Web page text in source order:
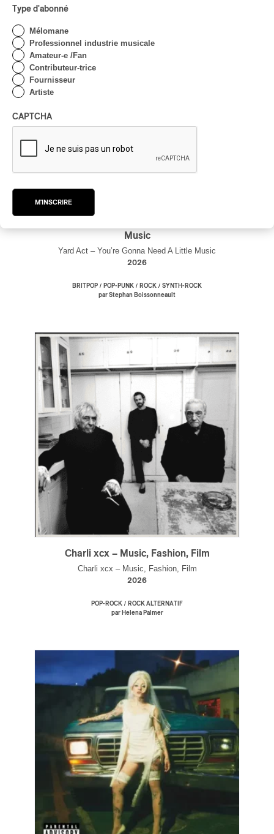
Music
Yard Act – You’re Gonna Need A Little Music
2026
BRITPOP / POP-PUNK / ROCK / SYNTH-ROCK
par Stephan Boissonneault
Charli xcx – Music, Fashion, Film
Charli xcx – Music, Fashion, Film
2026
POP-ROCK / ROCK ALTERNATIF
par Helena Palmer
Type d'abonné
Mélomane
Professionnel industrie musicale
Amateur-e /Fan
Contributeur-trice
Fournisseur
Artiste
CAPTCHA
M'INSCRIRE